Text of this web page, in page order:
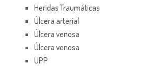
Heridas Traumáticas
Úlcera arterial
Úlcera venosa
Úlcera venosa
UPP